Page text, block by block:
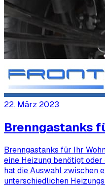
22. März 2023
Brenngastanks
Brenngastanks für Ihr
eine Heizung benötigt
hat die Auswahl zwischen
unterschiedlichen